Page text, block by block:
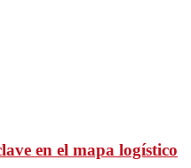
en el mapa logístico